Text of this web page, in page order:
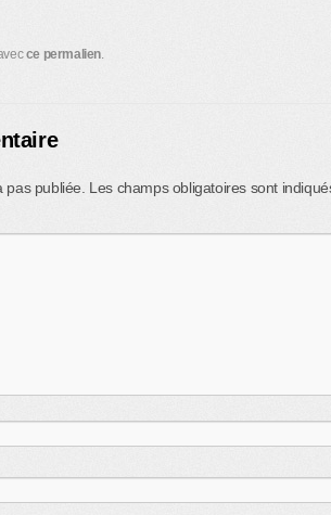
ce permalien.
publiée. Les champs obligatoires sont